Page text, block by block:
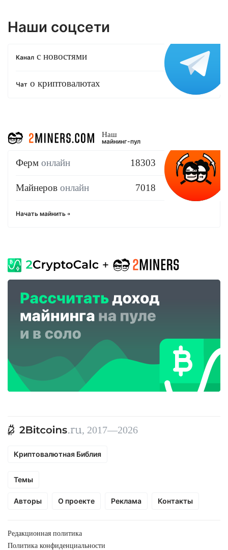
Наши соцсети
Канал с новостями
Чат о криптовалютах
Наш
майнинг-пул
Ферм онлайн 18303
Майнеров онлайн 7018
Начать майнить
, 2017—2026
Криптовалютная Библия
Темы
Авторы О проекте Реклама Контакты
Редакционная политика
Политика конфиденциальности